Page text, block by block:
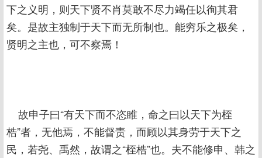
下之义明，则天下贤不肖莫敢不尽力竭任以徇其君
矣。是故主独制于天下而无所制也。能穷乐之极矣，
贤明之主也，可不察焉！
故申子曰“有天下而不恣睢，命之曰以天下为桎
梏”者，无他焉，不能督责，而顾以其身劳于天下之
民，若尧、禹然，故谓之“桎梏”也。夫不能修申、韩之